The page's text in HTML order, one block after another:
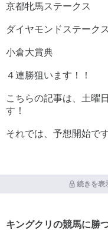
京都牝馬ステークス
ダイヤモンドステーク
小倉大賞典
４連勝狙います！！
こちらの記事は、土曜
す！
それでは、予想開始です
続きを表
キングクリの競馬に勝